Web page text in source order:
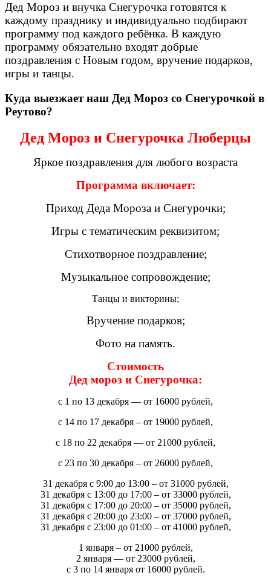
Дед Мороз и внучка Снегурочка готовятся к
каждому празднику и индивидуально подбирают
программу под каждого ребёнка. В каждую
программу обязательно входят добрые
поздравления с Новым годом, вручение подарков,
игры и танцы.
Куда выезжает наш Дед Мороз со Снегурочкой в
Реутово?
Дед Мороз и Снегурочка Люберцы
Яркое поздравления для любого возраста
Программа включает:
Приход Деда Мороза и Снегурочки;
Игры с тематическим реквизитом;
Стихотворное поздравление;
Музыкальное сопровождение;
Танцы и викторины;
Вручение подарков;
Фото на память.
Стоимость
Дед мороз и Снегурочка:
с 1 по 13 декабря — от 16000 рублей,
с 14 по 17 декабря – от 19000 рублей,
с 18 по 22 декабря — от 21000 рублей,
с 23 по 30 декабря – от 26000 рублей,
31 декабря с 9:00 до 13:00 – от 31000 рублей,
31 декабря с 13:00 до 17:00 – от 33000 рублей,
31 декабря с 17:00 до 20:00 – от 35000 рублей,
31 декабря с 20:00 до 23:00 – от 37000 рублей,
31 декабря с 23:00 до 01:00 – от 41000 рублей,
1 января – от 21000 рублей,
2 января — от 23000 рублей,
с 3 по 14 января от 16000 рублей.